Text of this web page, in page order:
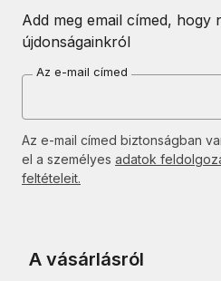
Add meg email címed, hogy
újdonságainkról
Az e-mail címed
Az e-mail címed biztonságban
el a személyes adatok
feltételeit.
A vásárlásról